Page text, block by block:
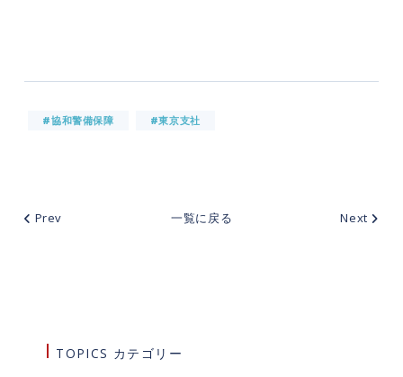
TOPICS カテゴリー
#協和警備保障 #東京支社
Prev 一覧に戻る Next